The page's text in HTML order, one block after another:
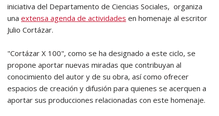
iniciativa del Departamento de Ciencias Sociales, organiza
una extensa agenda de actividades en homenaje al escritor
Julio Cortázar.
"Cortázar X 100", como se ha designado a este ciclo, se
propone aportar nuevas miradas que contribuyan al
conocimiento del autor y de su obra, así como ofrecer
espacios de creación y difusión para quienes se acerquen a
aportar sus producciones relacionadas con este homenaje.